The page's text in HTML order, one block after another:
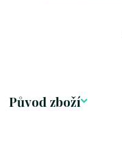
Původ zboží